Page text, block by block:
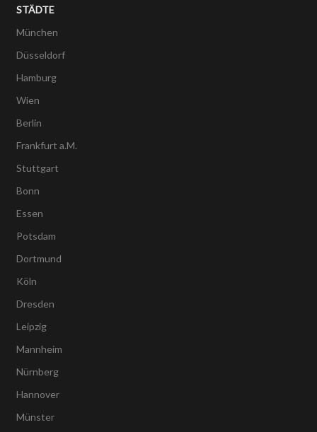
STÄDTE
München
Düsseldorf
Hamburg
Wien
Berlin
Frankfurt a.M.
Stuttgart
Bonn
Essen
Potsdam
Dortmund
Köln
Dresden
Leipzig
Mannheim
Nürnberg
Hannover
Münster